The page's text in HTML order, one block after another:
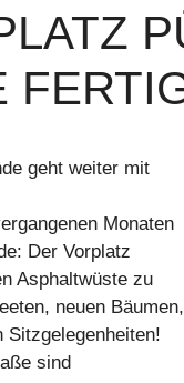
geht weiter mit
Monaten
Der Vorplatz
Asphaltwüste zu
neuen Bäumen,
sind